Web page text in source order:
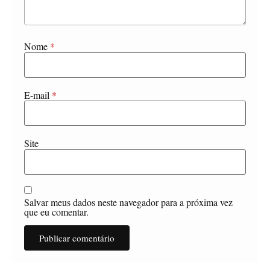
Nome *
E-mail *
Site
Salvar meus dados neste navegador para a próxima vez
que eu comentar.